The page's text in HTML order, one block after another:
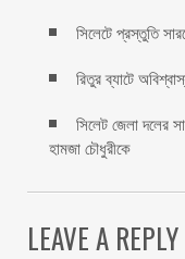
সিলেটে প্রস্তুতি
রিতুর ব্যাটে
সিলেট জেলা দলের
হামজা চৌধুরীকে
LEAVE A REPLY